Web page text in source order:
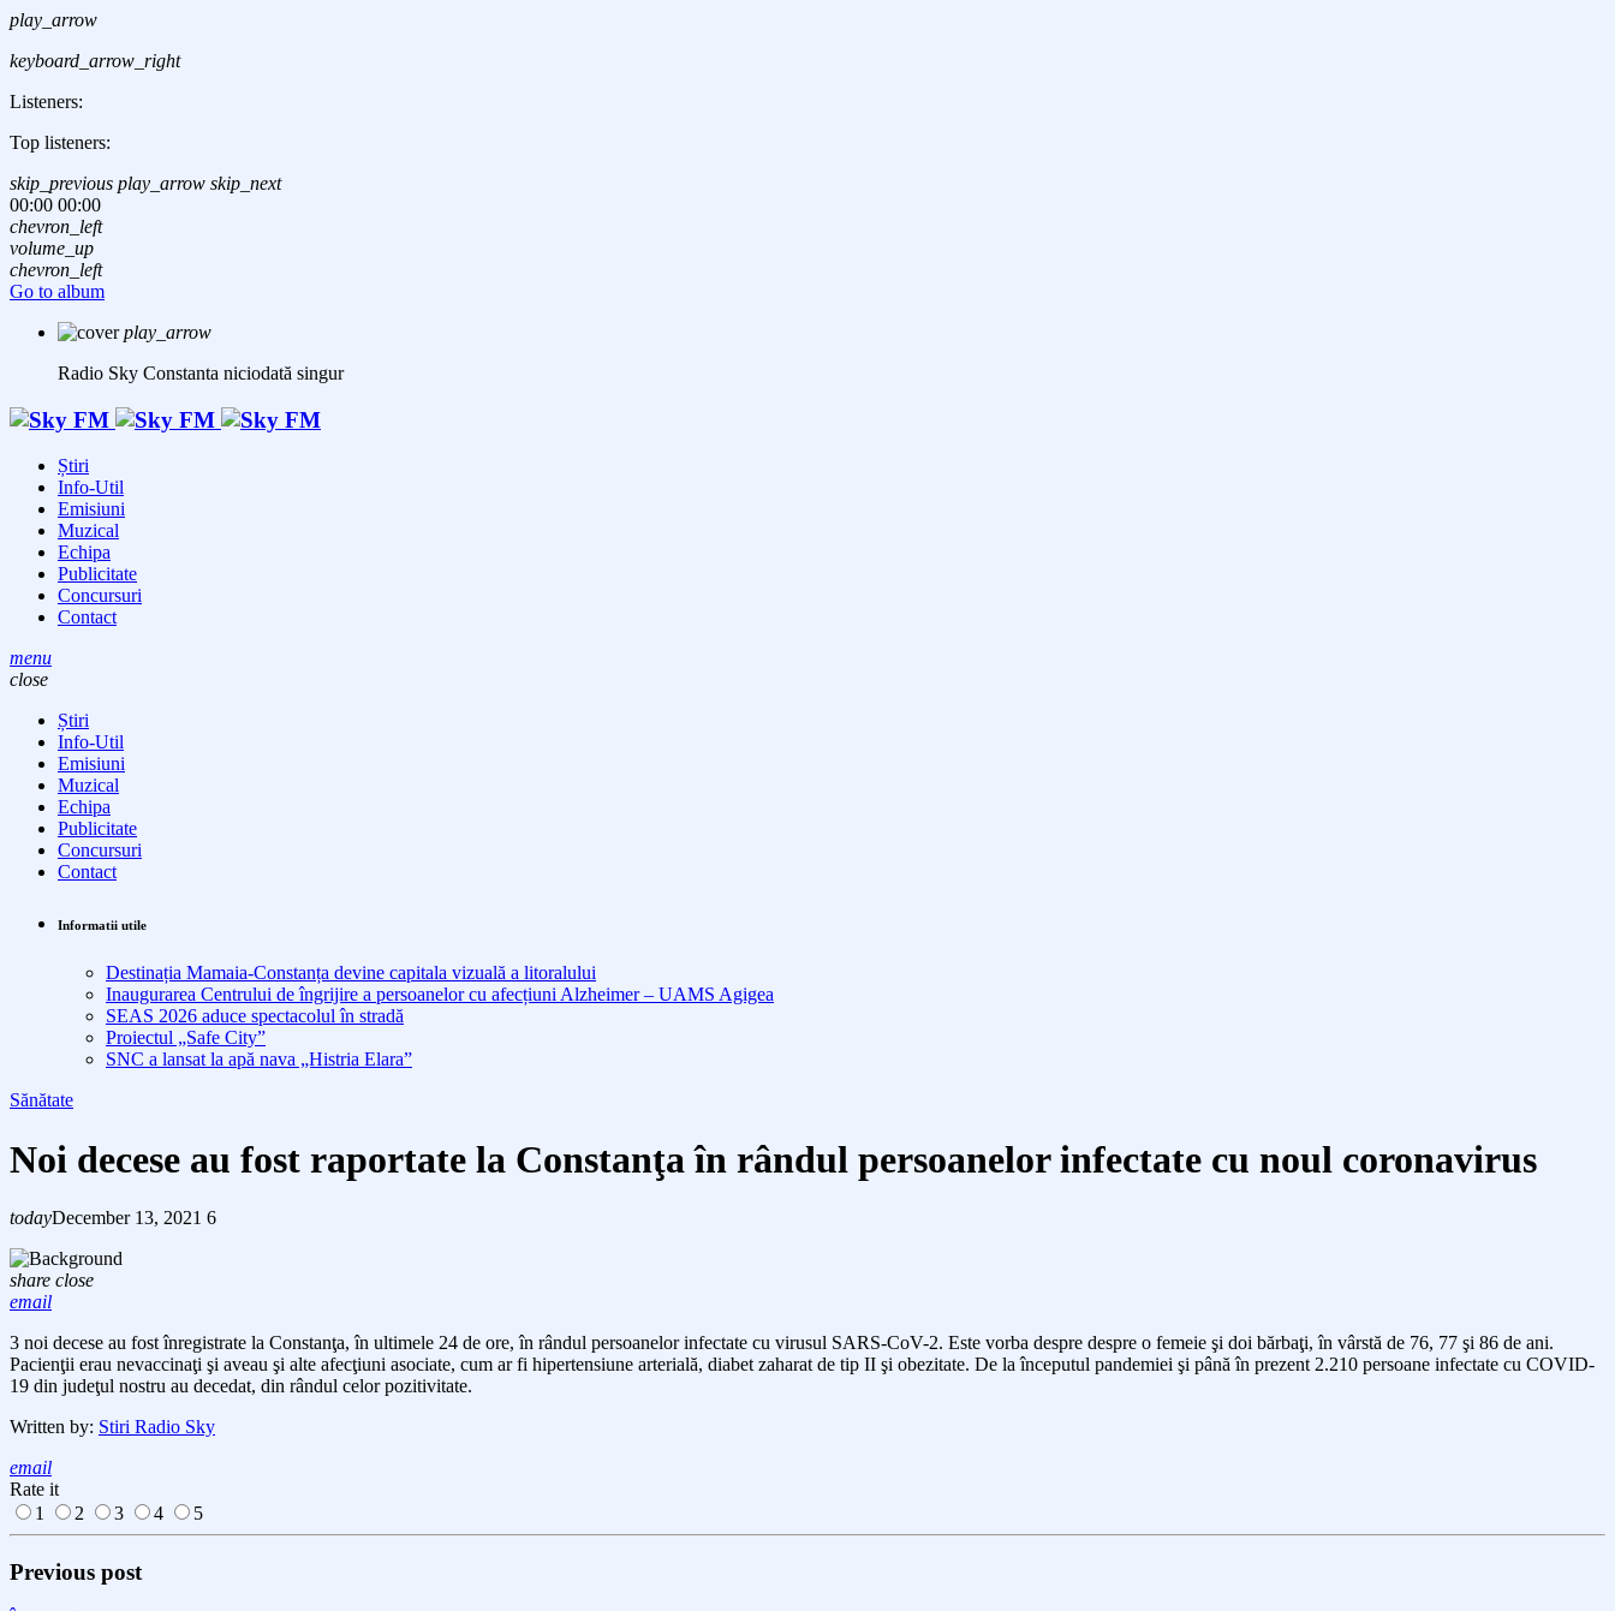
play_arrow
keyboard_arrow_right
Listeners:
Top listeners:
skip_previous play_arrow skip_next
00:00 00:00
chevron_left
volume_up
chevron_left
Go to album
play_arrow
Radio Sky Constanta niciodată singur
Știri
Info-Util
Emisiuni
Muzical
Echipa
Publicitate
Concursuri
Contact
menu
close
Știri
Info-Util
Emisiuni
Muzical
Echipa
Publicitate
Concursuri
Contact
Informatii utile
Destinația Mamaia-Constanța devine capitala vizuală a litoralului
Inaugurarea Centrului de îngrijire a persoanelor cu afecțiuni Alzheimer – UAMS Agigea
SEAS 2026 aduce spectacolul în stradă
Proiectul „Safe City”
SNC a lansat la apă nava „Histria Elara”
Sănătate
Noi decese au fost raportate la Constanţa în rândul persoanelor infectate cu noul coronavirus
todayDecember 13, 2021 6
share close
email
3 noi decese au fost înregistrate la Constanţa, în ultimele 24 de ore, în rândul persoanelor infectate cu virusul SARS-CoV-2. Este vorba despre despre o femeie şi doi bărbaţi, în vârstă de 76, 77 şi 86 de ani.
Pacienţii erau nevaccinaţi şi aveau şi alte afecţiuni asociate, cum ar fi hipertensiune arterială, diabet zaharat de tip II şi obezitate. De la începutul pandemiei şi până în prezent 2.210 persoane infectate cu COVID-
19 din judeţul nostru au decedat, din rândul celor pozitivitate.
Written by: Stiri Radio Sky
email
Rate it
1
2 3 4 5
Previous post